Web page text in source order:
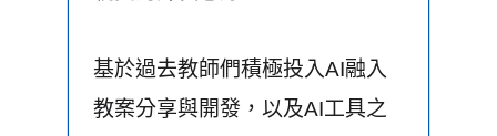
基於過去教師們積極投入AI融入
教案分享與開發，以及AI工具之